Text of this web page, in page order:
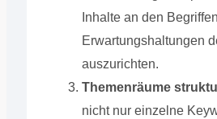
Inhalte an den
Erwartungshaltungen
auszurichten.
Themenräume
nicht nur einzelne